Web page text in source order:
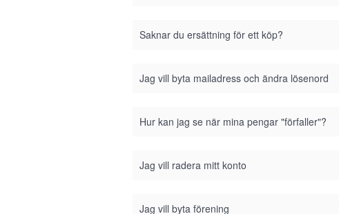
Saknar du ersättning för ett köp?
Jag vill byta mailadress och ändra lösenord
Hur kan jag se när mina pengar "förfaller"?
Jag vill radera mitt konto
Jag vill byta förening